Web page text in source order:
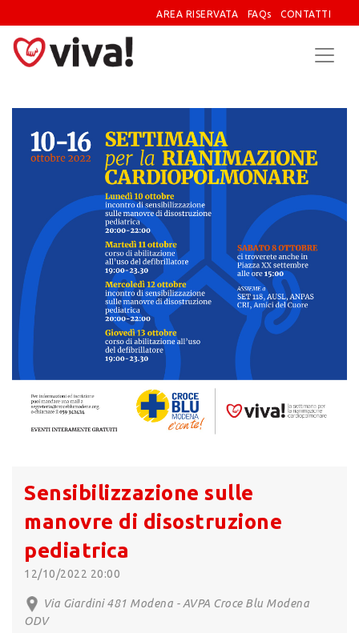
AREA RISERVATA FAQs CONTATTI
Sensibilizzazione sulle
manovre di disostruzione
pediatrica
12/10/2022 20:00
Via Giardini 481 Modena - AVPA Croce Blu Modena
ODV